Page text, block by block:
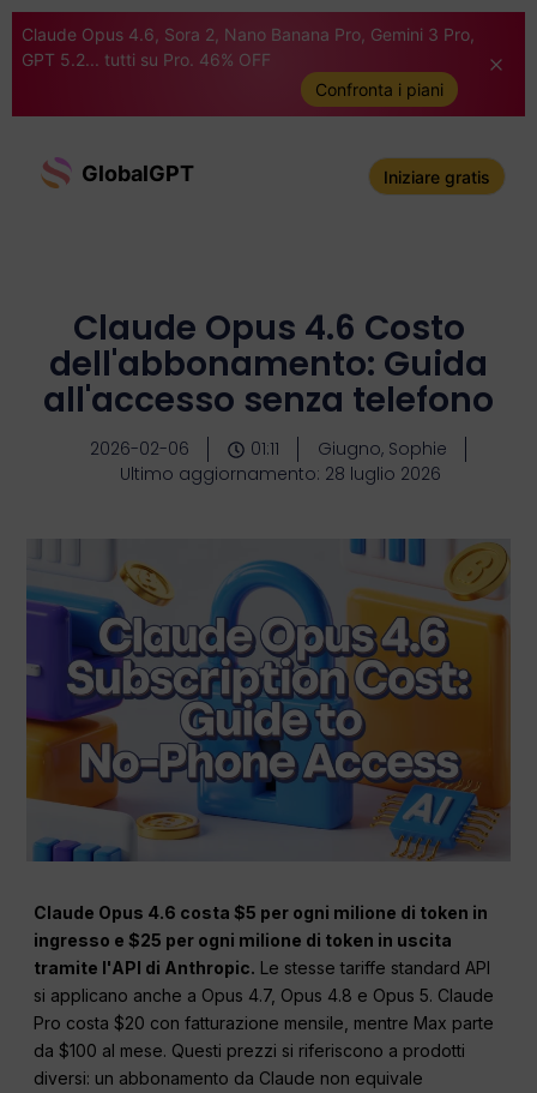
Claude Opus 4.6, Sora 2, Nano Banana Pro, Gemini 3 Pro,
GPT 5.2... tutti su Pro. 46% OFF
Confronta i piani
GlobalGPT Iniziare gratis
Claude Opus 4.6 Costo
dell'abbonamento: Guida
all'accesso senza telefono
2026-02-06 01:11
Giugno, Sophie
Ultimo aggiornamento: 28 luglio 2026
Claude Opus 4.6 costa $5 per ogni milione di token in
ingresso e $25 per ogni milione di token in uscita
tramite l'API di Anthropic. Le stesse tariffe standard API
si applicano anche a Opus 4.7, Opus 4.8 e Opus 5. Claude
Pro costa $20 con fatturazione mensile, mentre Max parte
da $100 al mese. Questi prezzi si riferiscono a prodotti
diversi: un abbonamento da Claude non equivale